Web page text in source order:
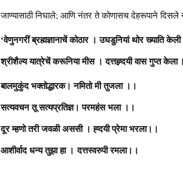
जाण्यासाठी निघाले; आणि नंतर ते कोणासच देहरूपाने दिसले
‘वेणुनगरीं ब्रह्मज्ञानाचें कोठार । उघडुनियां थोर ख्याति
श्रीशैल्य यात्रेचें करूनिया मीस । दत्तह्र्दयी वास गुप्त केला
बालमुकुंद भक्तोद्धारक। नमितो मी तुजला ।।
सत्यवचन तू सत्यप्रतिज्ञ। परमहंस भला ।।
दूर म्हणो तरी जवळी अससी । ह्दयी प्रेमा भरला।।
आशीर्वाद धन्य तुझा हा । दत्तस्वरुपी रमला।।